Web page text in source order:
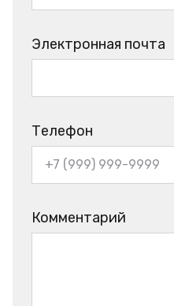
Электронная почта
Телефон
Комментарий